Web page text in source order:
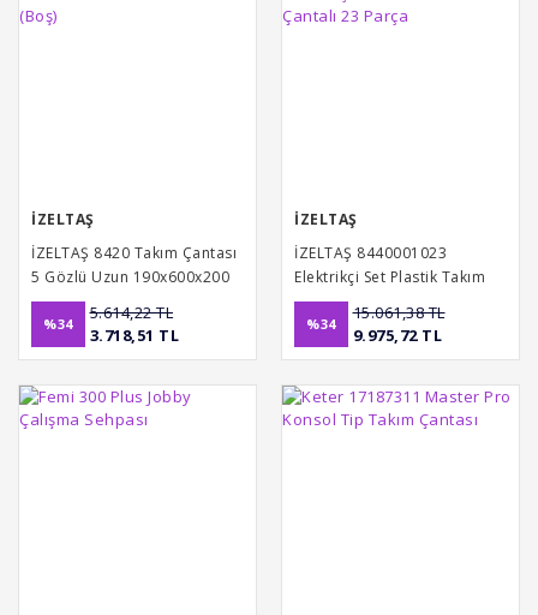
İZELTAŞ
İZELTAŞ 8420 Takım Çantası
5 Gözlü Uzun 190x600x200
(Boş)
%34
5.614,22 TL
3.718,51 TL
İZELTAŞ
İZELTAŞ 8440001023
Elektrikçi Set Plastik Takım
Çantalı 23 Parça
%34
15.061,38 TL
9.975,72 TL